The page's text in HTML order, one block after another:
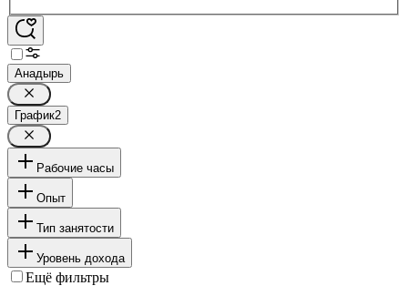
Анадырь
График2
Рабочие часы
Опыт
Тип занятости
Уровень дохода
Ещё фильтры